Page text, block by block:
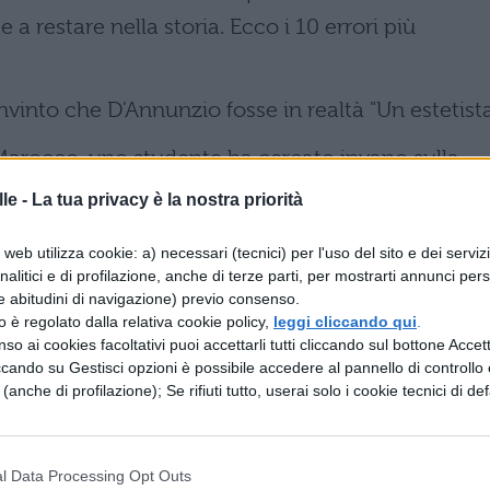
- La tua privacy è la nostra priorità
utilizza cookie: a) necessari (tecnici) per l'uso del sito e dei
e di profilazione, anche di terze parti, per mostrarti annunci
abitudini di navigazione) previo consenso.
è regolato dalla relativa cookie policy, leggi cliccando qui
ai cookies facoltativi puoi accettarli tutti cliccando sul bottone
su Gestisci opzioni è possibile accedere al pannello di controllo
di profilazione); Se rifiuti tutto, userai solo i cookie tecnici di
Data Processing Opt Outs
restare nella storia. Ecco i 10 errori più
che D'Annunzio fosse in realtà "Un
uno studente ha cercato invano sulla
più famoso è il Vaticano.
stata una organizzazione terroristica.
Il Fu Mattia Bazar.
guerra mondiale fu lo sbarco in Lombardia.
le loro bombe atomiche su Hiroshima e Mon